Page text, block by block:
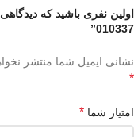
اولین نفری باشید که
010337”
نشانی ایمیل شما منتشر
*
امتیاز شما *